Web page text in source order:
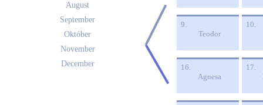
August
September
Október
November
December
9.
Teodor
10.
16.
Agnesa
17.